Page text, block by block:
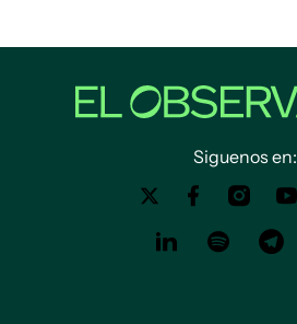
Siguenos en: